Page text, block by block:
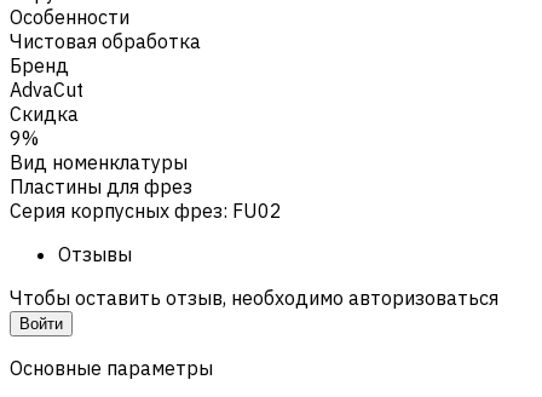
Особенности
Чистовая обработка
Бренд
AdvaCut
Скидка
9%
Вид номенклатуры
Пластины для фрез
Серия корпусных фрез: FU02
Отзывы
Чтобы оставить отзыв, необходимо авторизоваться
Войти
Основные параметры